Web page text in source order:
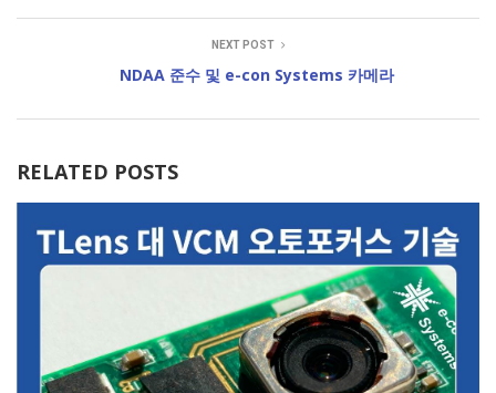
NEXT POST
NDAA 준수 및 e-con Systems 카메라
RELATED POSTS